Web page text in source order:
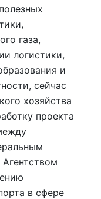
газа,
логистики,
и
сейчас
хозяйства
проекта
в сфере